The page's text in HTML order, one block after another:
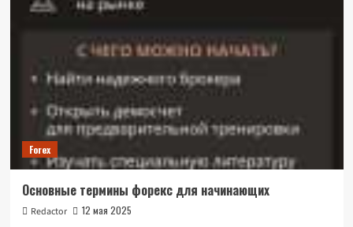
Forex
Основные термины форекс для начинающих
Redactor 12 мая 2025